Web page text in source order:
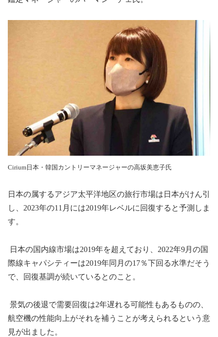
Cirium日本・韓国カントリーマネージャーの高坂美恵子氏
日本の属するアジア太平洋地区の旅行市場は日本がけん引
し、 2023年の11月には2019年レベルに回復すると予測しま
す。
日本の国内線市場は2019年を超えており、 2022年9月の国
際線キャパシティーは2019年同月の17％下回る水準だそう
で、回復基調が続いているとのこと。
景気の後退で需要回復は2年遅れる可能性もあるものの、
航空機の性能向上がそれを補うことが考えられるという意
見が出ました。